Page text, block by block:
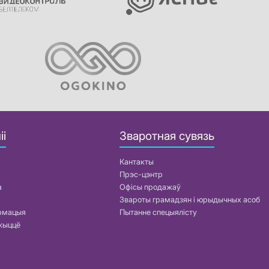
Зваротная сувязь
Кантакты
Прэс-цэнтр
Офісы продажаў
Звароты грамадзян і юрыдычных асоб
Пытанне спецыялісту